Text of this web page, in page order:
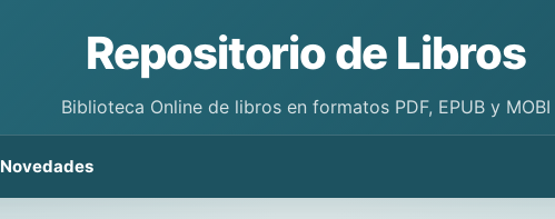
Repositorio de Libros
Biblioteca Online de libros en formatos PDF, EPUB y MOBI
Novedades